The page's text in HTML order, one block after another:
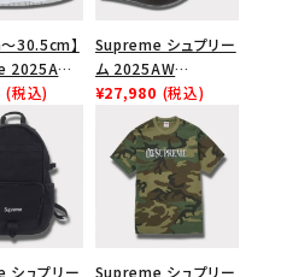
30.5cm】
2025AW
Low
ダンク ロ
ホワイ
(税込)
Supreme シュプリー
ム 2025AW
Pigment Coated
2-Tone S Logo 6-
Panel Cap ピグメン
トコーテッド 2トーン
エスロゴ 6パネルキャ
ップ ブラック
¥27,980 (税込)
ュプリー
Supreme シュプリー